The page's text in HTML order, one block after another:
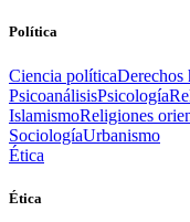
Política
Ciencia políticaDerechos
PsicoanálisisPsicología
IslamismoReligiones
SociologíaUrbanismo
Ética
Ética